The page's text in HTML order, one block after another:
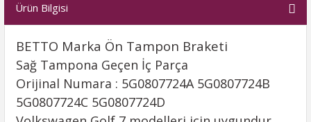
Ürün Bilgisi
BETTO Marka Ön Tampon Braketi
Sağ Tampona Geçen İç Parça
Orijinal Numara : 5G0807724A 5G0807724B
5G0807724C 5G0807724D